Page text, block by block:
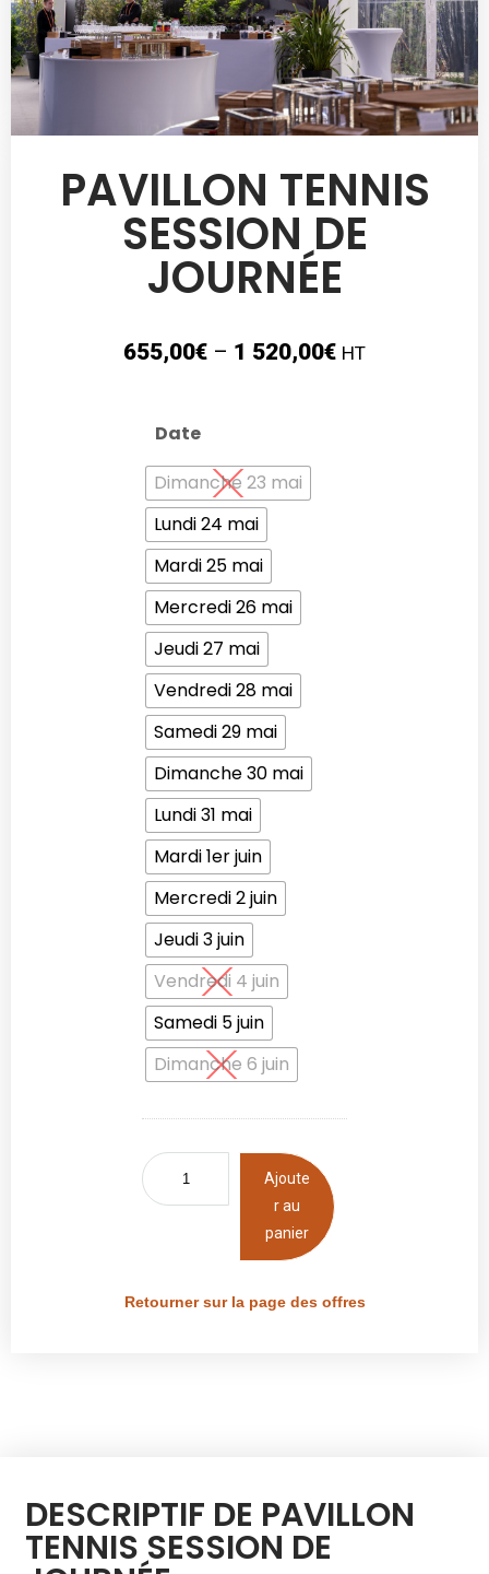
PAVILLON TENNIS
SESSION DE
JOURNÉE
655,00€ – 1 520,00€ HT
Date
Dimanche 23 mai
Lundi 24 mai
Mardi 25 mai
Mercredi 26 mai
Jeudi 27 mai
Vendredi 28 mai
Samedi 29 mai
Dimanche 30 mai
Lundi 31 mai
Mardi 1er juin
Mercredi 2 juin
Jeudi 3 juin
Vendredi 4 juin
Samedi 5 juin
Dimanche 6 juin
Ajoute
r au
panier
Retourner sur la page des offres
DESCRIPTIF DE PAVILLON
TENNIS SESSION DE